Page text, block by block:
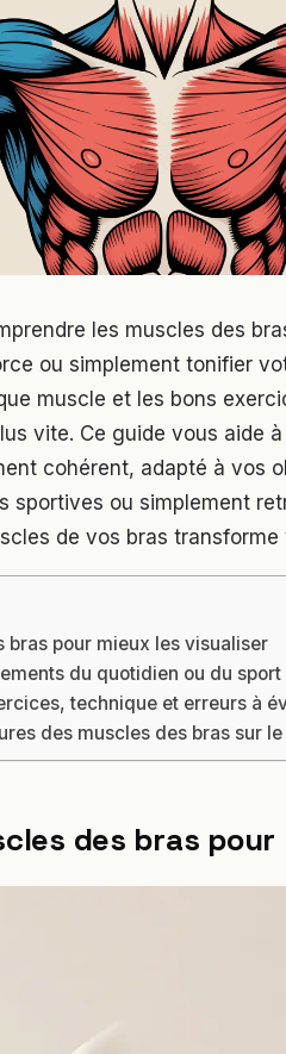
les muscles des
ou simplement tonifier
muscle et les bons
vite. Ce guide vous aide
cohérent, adapté à vos
sportives ou simplement
de vos bras
bras pour mieux les visualiser
du quotidien ou du sport
technique et erreurs à
des muscles des bras sur
des bras